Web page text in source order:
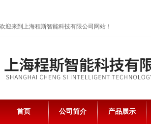
欢迎来到上海程斯智能科技有限公司网站！
首页 公司简介 产品展示